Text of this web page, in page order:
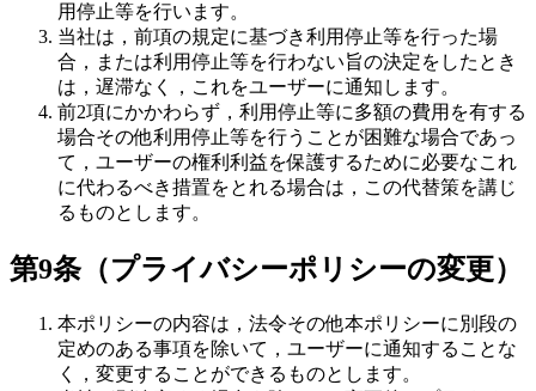
用停止等を行います。
当社は，前項の規定に基づき利用停止等を行った場
合，または利用停止等を行わない旨の決定をしたとき
は，遅滞なく，これをユーザーに通知します。
前2項にかかわらず，利用停止等に多額の費用を有する
場合その他利用停止等を行うことが困難な場合であっ
て，ユーザーの権利利益を保護するために必要なこれ
に代わるべき措置をとれる場合は，この代替策を講じ
るものとします。
第9条（プライバシーポリシーの変更）
本ポリシーの内容は，法令その他本ポリシーに別段の
定めのある事項を除いて，ユーザーに通知することな
く，変更することができるものとします。